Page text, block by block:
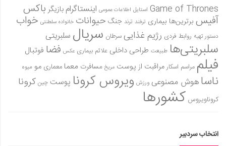
Game of Thrones استایل اطلاعات عمومی اینستاگرام بازیگر باکس
آفیس برترین‌ها بیماری ترفند ترند جنگ حیوانات خانواده سلطنتی خواب
دستور تهیه روابط فردی رژیم غذاییسرطان سریال سلبریتی
سلبریتی‌ها طبیعت طراحی داخلی علائم بیماری عکس فضا فوتبال
فیلم مراسم اسکارمراقبت از پوست مریخ مسافرت معمامعماری مو میوه
ناساهوش مصنوعی ورزش ویروس کرونا پوست چین کرونا
کروناویروس کشورها
انتخاب سردبیر